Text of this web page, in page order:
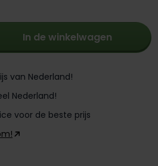
Voer de
In de winkelwagen
van Nederland!
Nederland!
voor de beste prijs